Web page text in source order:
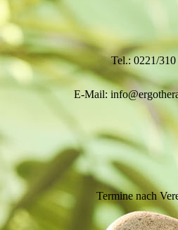
Tel.: 0221/
E-Mail:
Termine nach